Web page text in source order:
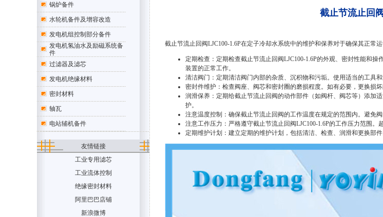
锅炉备件
水轮机备件及增容改造
发电机组控制部分备件
发电机氢油水及励磁系统备
件
过滤器及滤芯
发电机绝缘材料
密封材料
轴瓦
电站辅机备件
友情链接
工业专用滤芯
工业流体控制
绝缘密封材料
阿里巴巴店铺
新浪微博
截止节流止回
截止节流止回阀LJC100-1.6P在定子冷却水系统中的维护和保养对于确保其正
定期检查：定期检查截止节流止回阀LJC100-1.6P的外观、密封性能和
装置的正常工作。
清洁阀门：定期清洁阀门内部的杂质、沉积物和污垢。使用适当的工具
密封件维护：检查阀座、阀芯和密封圈的磨损程度。如有必要，更换损
润滑保养：定期给截止节流止回阀的动作部件（如阀杆、阀芯等）添加
护。
注意温度控制：确保截止节流止回阀的工作温度在规定的范围内。避免
注意工作压力：严格遵守截止节流止回阀LJC100-1.6P的工作压力范围。
定期维护计划：建立定期的维护计划，包括清洁、检查、润滑和更换部